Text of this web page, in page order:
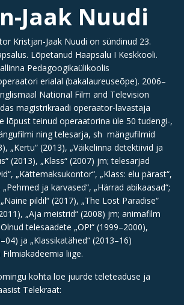
Jaak Nuudi
Kristjan-Jaak Nuudi on sündinud 23.
Lõpetanud Haapsalu I Keskkooli.
Pedagoogikaülikoolis
erialal (bakalaureuseõpe). 2006–
National Film and Television
magistrikraadi operaator-lavastaja
lõpust teinud operaatorina üle 50 tudengi-,
ning telesarja, sh mängufilmid
„Kertu“ (2013), „Väikelinna detektiivid ja
(2013), „Klass“ (2007) jm; telesarjad
„Kättemaksukontor“, „Klass: elu pärast“,
ja karvased“, „Härrad abikaasad“;
pildil“ (2017), „The Lost Paradise“
„Aja meistrid“ (2008) jm; animafilm
telesaadete „OP!“ (1999–2000),
ja „Klassikatähed“ (2013–16)
liige.
kohta loe juurde teleteaduse ja
Telekraat: